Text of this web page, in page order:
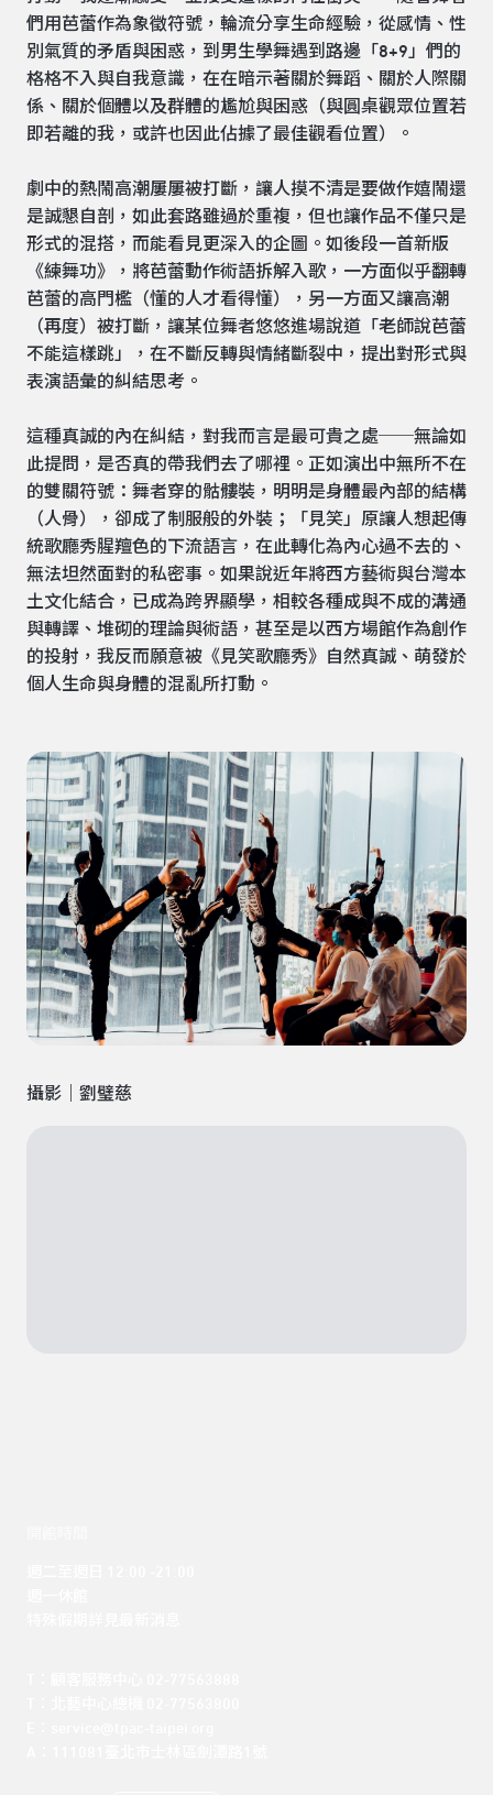
們用芭蕾作為象徵符號，輪流分享生命經驗，從感情、性
別氣質的矛盾與困惑，到男生學舞遇到路邊「8+9」們的
格格不入與自我意識，在在暗示著關於舞蹈、關於人際關
係、關於個體以及群體的尷尬與困惑（與圓桌觀眾位置若
即若離的我，或許也因此佔據了最佳觀看位置）。
劇中的熱鬧高潮屢屢被打斷，讓人摸不清是要做作嬉鬧還
是誠懇自剖，如此套路雖過於重複，但也讓作品不僅只是
形式的混搭，而能看見更深入的企圖。如後段一首新版
《練舞功》，將芭蕾動作術語拆解入歌，一方面似乎翻轉
芭蕾的高門檻（懂的人才看得懂），另一方面又讓高潮
（再度）被打斷，讓某位舞者悠悠進場說道「老師說芭蕾
不能這樣跳」，在不斷反轉與情緒斷裂中，提出對形式與
表演語彙的糾結思考。
這種真誠的內在糾結，對我而言是最可貴之處──無論如
此提問，是否真的帶我們去了哪裡。正如演出中無所不在
的雙關符號：舞者穿的骷髏裝，明明是身體最內部的結構
（人骨），卻成了制服般的外裝；「見笑」原讓人想起傳
統歌廳秀腥羶色的下流語言，在此轉化為內心過不去的、
無法坦然面對的私密事。如果說近年將西方藝術與台灣本
土文化結合，已成為跨界顯學，相較各種成與不成的溝通
與轉譯、堆砌的理論與術語，甚至是以西方場館作為創作
的投射，我反而願意被《見笑歌廳秀》自然真誠、萌發於
個人生命與身體的混亂所打動。
攝影｜劉璧慈